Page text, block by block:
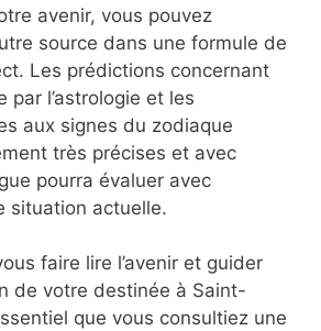
avenir, vous pouvez
source dans une formule de
Les prédictions concernant
par l’astrologie et les
aux signes du zodiaque
très précises et avec
pourra évaluer avec
situation actuelle.
faire lire l’avenir et guider
de votre destinée à Saint-
que vous consultiez une